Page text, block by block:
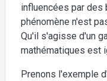
influencées par des
phénomène n'est
Qu'il s'agisse d'un
mathématiques est
Prenons l'exemple